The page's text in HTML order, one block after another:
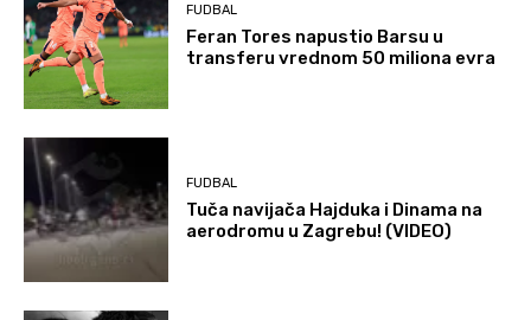
FUDBAL
Feran Tores napustio Barsu u
transferu vrednom 50 miliona evra
FUDBAL
Tuča navijača Hajduka i Dinama na
aerodromu u Zagrebu! (VIDEO)